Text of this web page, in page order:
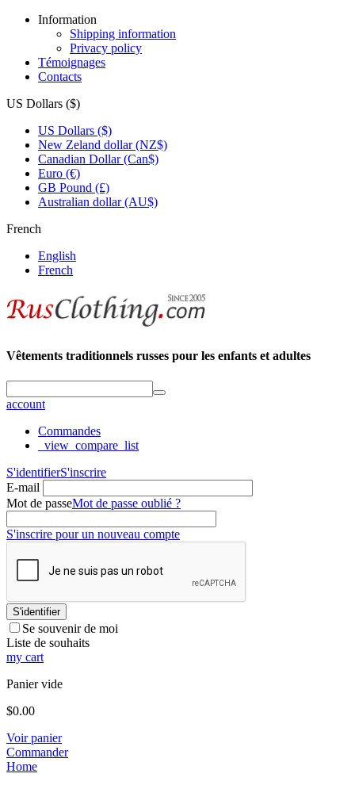
Information
Shipping information
Privacy policy
Témoignages
Contacts
US Dollars ($)
US Dollars ($)
New Zeland dollar (NZ$)
Canadian Dollar (Can$)
Euro (€)
GB Pound (£)
Australian dollar (AU$)
French
English
French
Vêtements traditionnels russes pour les enfants et adultes
account
Commandes
_view_compare_list
S'identifierS'inscrire
E-mail
Mot de passeMot de passe oublié ?
S'inscrire pour un nouveau compte
S'identifier
Se souvenir de moi
Liste de souhaits
my cart
Panier vide
$0.00
Voir panier
Commander
Home